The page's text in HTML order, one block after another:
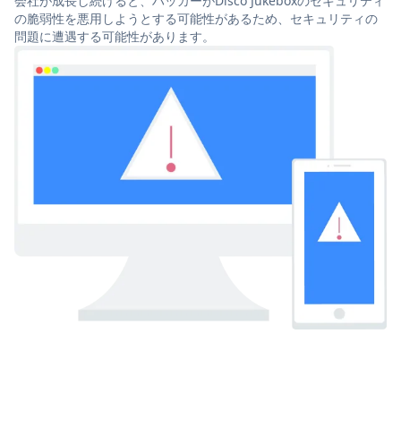
の脆弱性を悪用しようとする可能性があるため、セキュリティの
問題に遭遇する可能性があります。